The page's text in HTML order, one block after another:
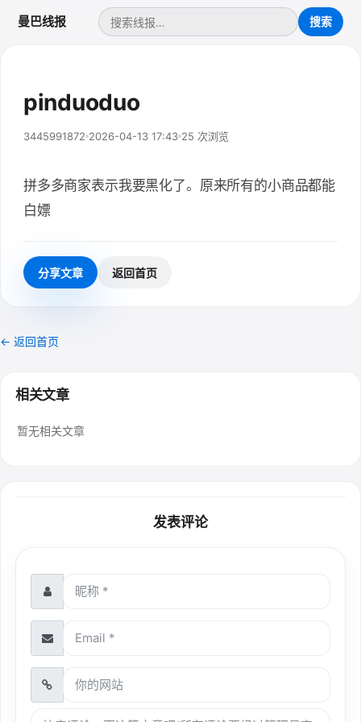
曼巴线报
pinduoduo
3445991872 2026-04-13 17:43 25 次浏览
拼多多商家表示我要黑化了。原来所有的小商品都能
白嫖
分享文章 返回首页
← 返回首页
相关文章
暂无相关文章
发表评论